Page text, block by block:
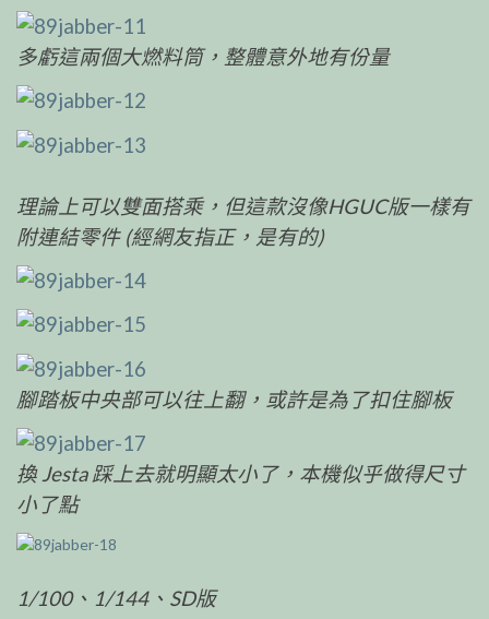
多虧這兩個大燃料筒，整體意外地有份量
理論上可以雙面搭乘，但這款沒像HGUC版一樣有
附連結零件 (經網友指正，是有的)
腳踏板中央部可以往上翻，或許是為了扣住腳板
換 Jesta 踩上去就明顯太小了，本機似乎做得尺寸
小了點
1/100、1/144、SD版